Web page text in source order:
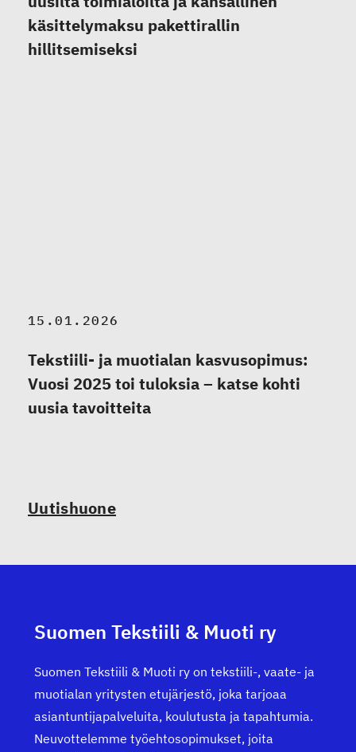
käsittelymaksu pakettirallin
hillitsemiseksi
15.01.2026
Tekstiili- ja muotialan kasvusopimus:
Vuosi 2025 toi tuloksia – katse kohti
uusia tavoitteita
Uutishuone
Suomen Tekstiili & Muoti ry
Suomen Tekstiili & Muoti ry on tekstiili-, vaate- ja
muotialan yritysten etujärjestö, joka tarjoaa
asiantuntijapalveluita, koulutusta ja tapahtumia.
Neuvottelemme työehtosopimukset, joita